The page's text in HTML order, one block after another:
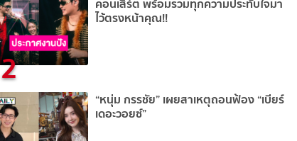
2
ไว้ตรงหน้าคุณ!!
“หนุ่ม กรรชัย” เผยสาเหตุถอนฟ้อง “เบียร์
เดอะวอยซ์”